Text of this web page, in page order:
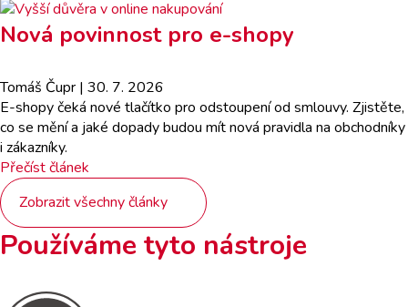
Nová povinnost pro e-shopy
Tomáš Čupr | 30. 7. 2026
E-shopy čeká nové tlačítko pro odstoupení od smlouvy. Zjistěte,
co se mění a jaké dopady budou mít nová pravidla na obchodníky
i zákazníky.
Přečíst článek
Zobrazit všechny články
Používáme tyto nástroje